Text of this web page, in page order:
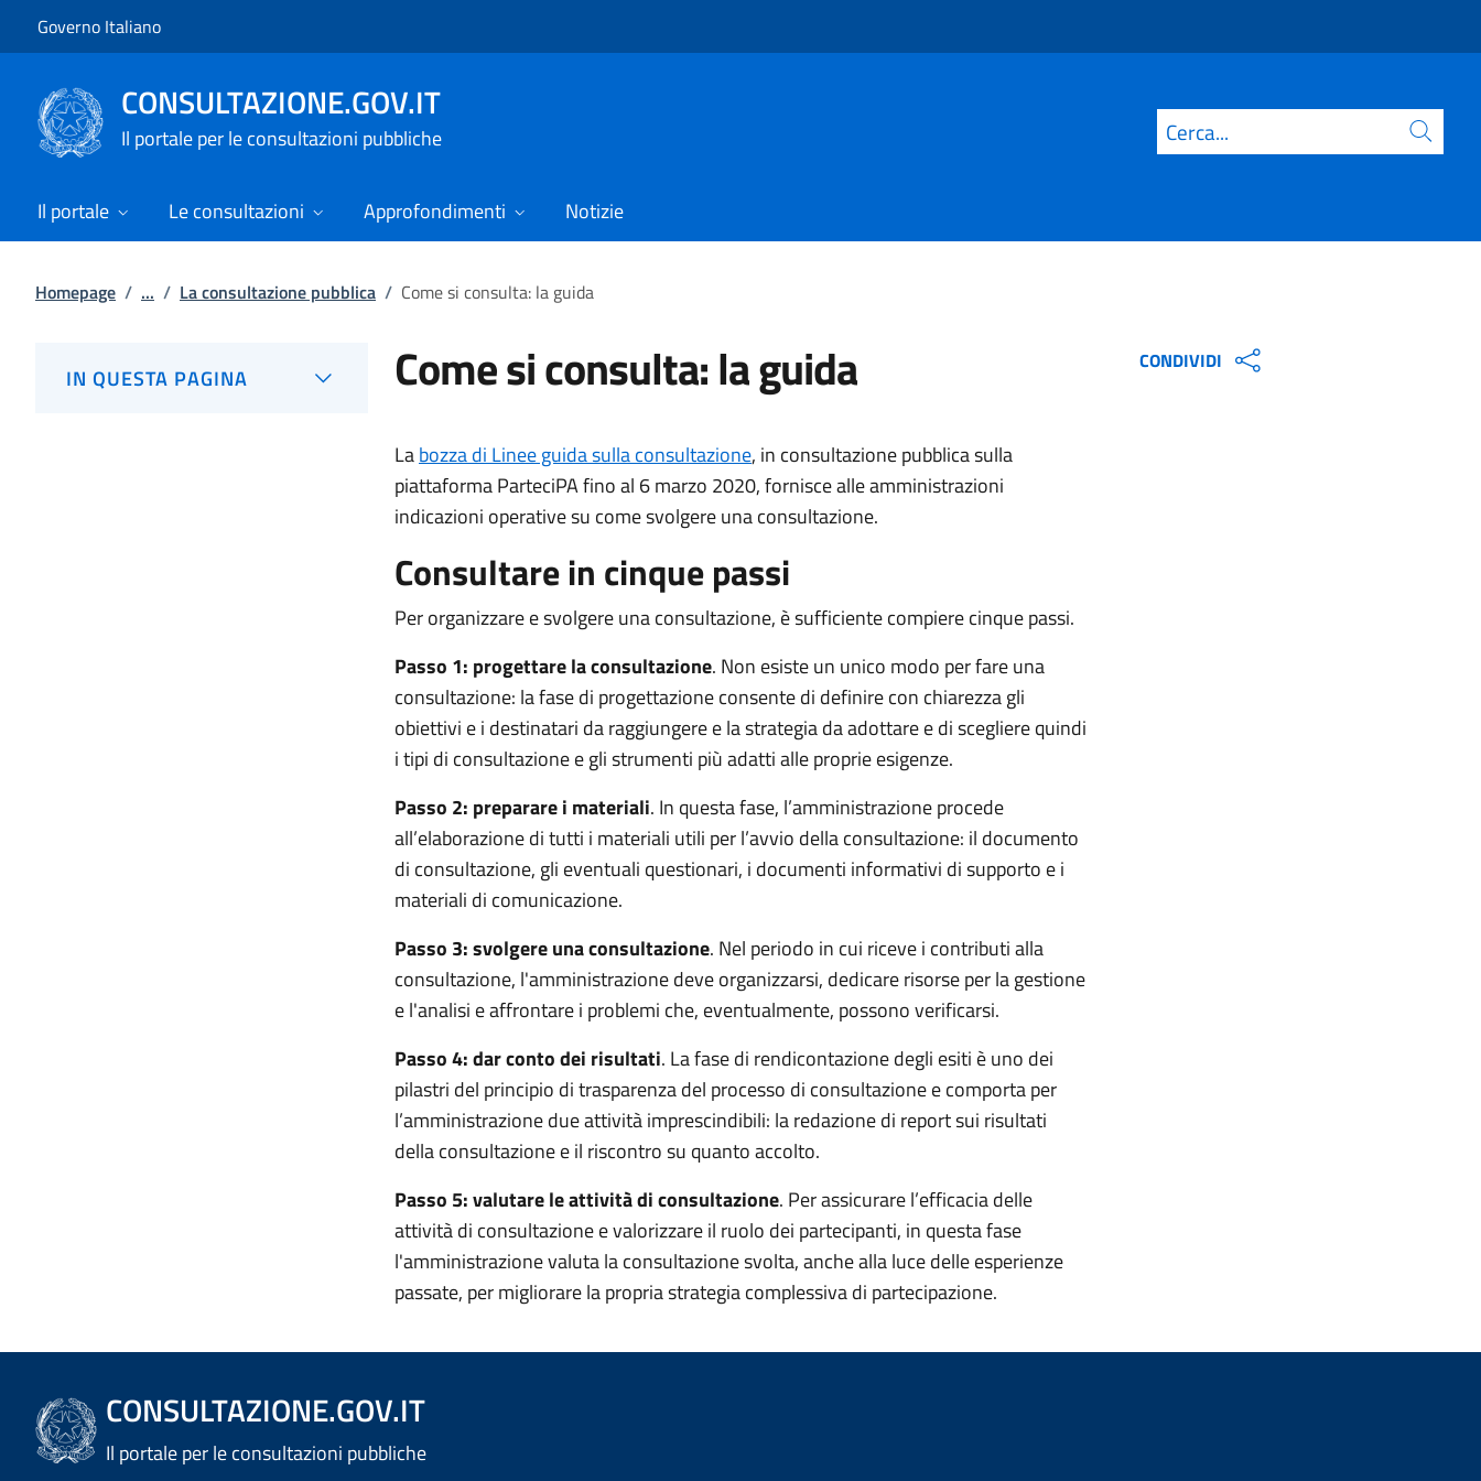
Governo Italiano
CONSULTAZIONE.GOV.IT
Il portale per le consultazioni pubbliche Cerca
Il portale Le consultazioni Approfondimenti Notizie
Homepage / ... / La consultazione pubblica / Come si consulta: la guida
IN QUESTA PAGINA Come si consulta: la guida
Labozza di Linee guida sulla consultazione, in consultazione pubblica sulla
piattaforma ParteciPA fino al 6 marzo 2020, fornisce alle amministrazioni
indicazioni operative su come svolgere una consultazione.
Consultare in cinque passi
Per organizzare e svolgere una consultazione, è sufficiente compiere cinque passi.
Passo 1: progettare la consultazione. Non esiste un unico modo per fare una
consultazione: la fase di progettazione consente di definire con chiarezza gli
obiettivi e i destinatari da raggiungere e la strategia da adottare e di scegliere quindi
i tipi di consultazione e gli strumenti più adatti alle proprie esigenze.
Passo 2: preparare i materiali. In questa fase, l’amministrazione procede
all’elaborazione di tutti i materiali utili per l’avvio della consultazione: il documento
di consultazione, gli eventuali questionari, i documenti informativi di supporto e i
materiali di comunicazione.
Passo 3: svolgere una consultazione. Nel periodo in cui riceve i contributi alla
consultazione, l'amministrazionedeve organizzarsi, dedicare risorse per la gestione
e l'analisi e affrontare i problemi che, eventualmente, possono verificarsi.
Passo 4: dar conto dei risultati. La fase di rendicontazione degli esiti è uno dei
pilastri del principio di trasparenza del processo di consultazione e comporta per
l’amministrazione due attività imprescindibili: la redazione di report sui risultati
della consultazione e il riscontro su quanto accolto.
Passo 5: valutare le attività di consultazione. Per assicurare l’efficacia delle
attività di consultazione e valorizzare il ruolo dei partecipanti, in questa fase
l'amministrazione valuta la consultazione svolta, anche alla luce delle esperienze
passate, per migliorare la propria strategia complessiva di partecipazione.
CONDIVIDI
CONSULTAZIONE.GOV.IT
Il portale per le consultazioni pubbliche